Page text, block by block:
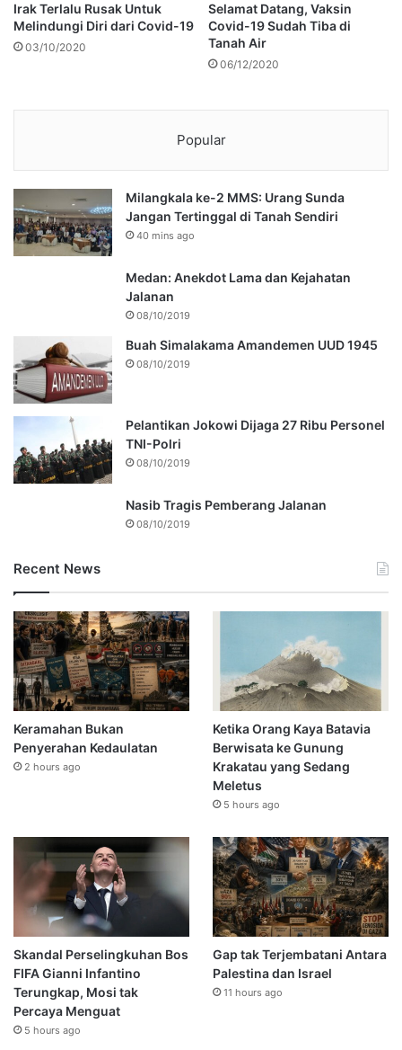
Irak Terlalu Rusak Untuk
Melindungi Diri dari Covid-19
03/10/2020
Selamat Datang, Vaksin
Covid-19 Sudah Tiba di
Tanah Air
06/12/2020
Popular
Milangkala ke-2 MMS: Urang Sunda
Jangan Tertinggal di Tanah Sendiri
40 mins ago
Medan: Anekdot Lama dan Kejahatan
Jalanan
08/10/2019
Buah Simalakama Amandemen UUD 1945
08/10/2019
Pelantikan Jokowi Dijaga 27 Ribu Personel
TNI-Polri
08/10/2019
Nasib Tragis Pemberang Jalanan
08/10/2019
Recent News
Keramahan Bukan
Penyerahan Kedaulatan
2 hours ago
Ketika Orang Kaya Batavia
Berwisata ke Gunung
Krakatau yang Sedang
Meletus
5 hours ago
Skandal Perselingkuhan Bos
FIFA Gianni Infantino
Terungkap, Mosi tak
Percaya Menguat
5 hours ago
Gap tak Terjembatani Antara
Palestina dan Israel
11 hours ago